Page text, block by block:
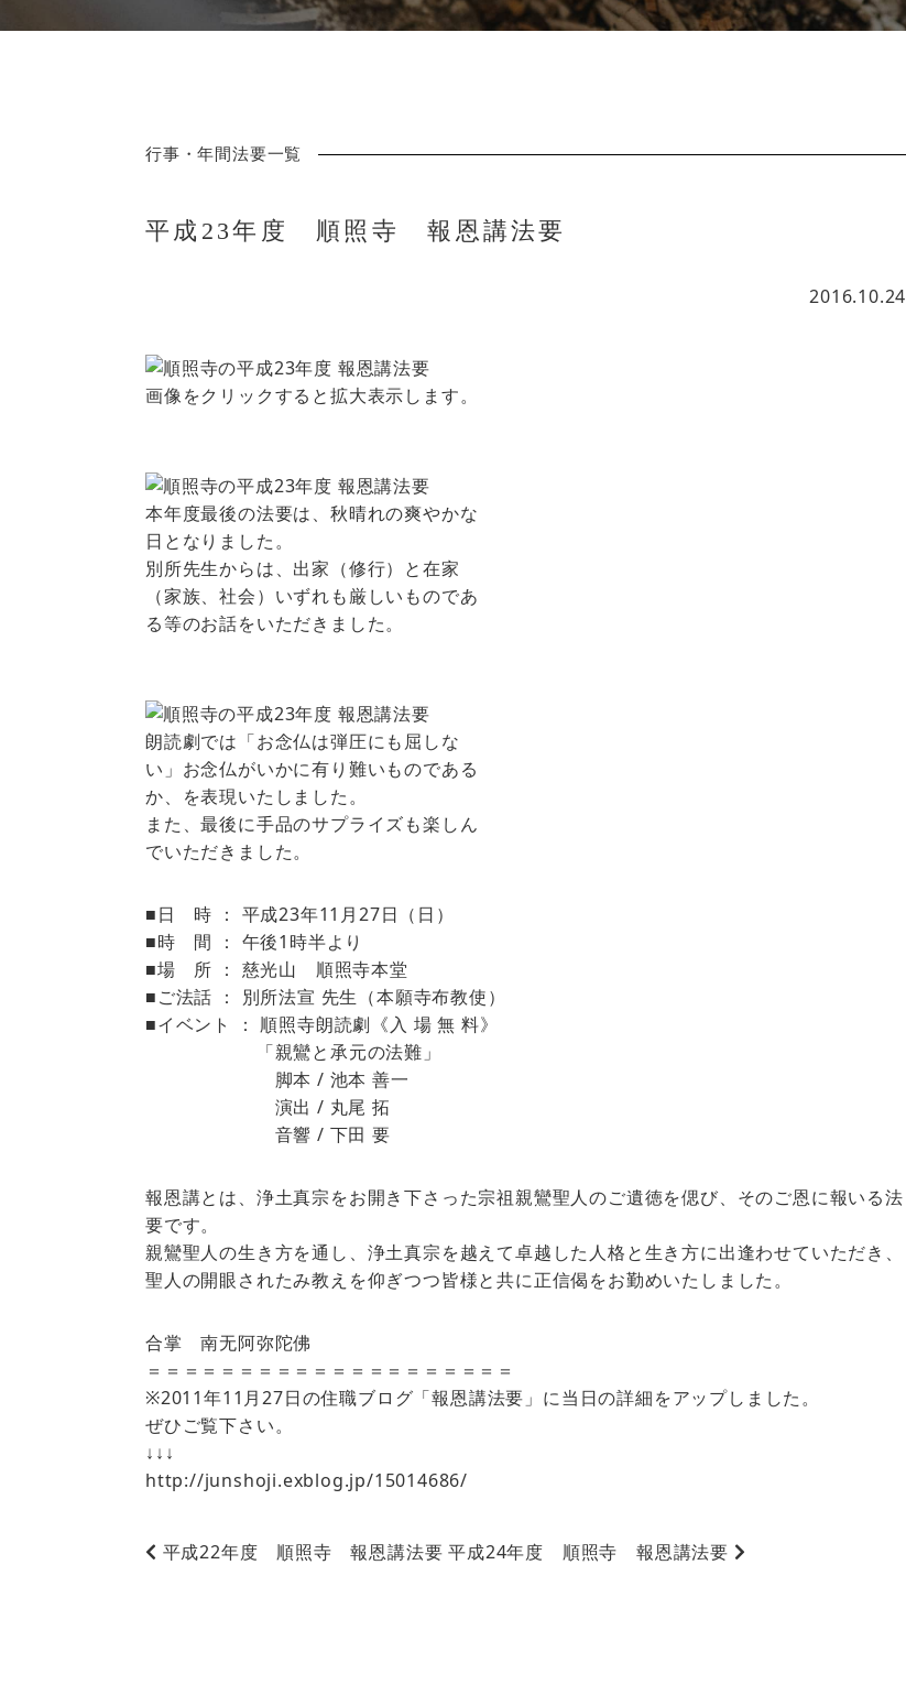
行事・年間法要一覧
平成23年度 順照寺 報恩講法要
2016.10.24
画像をクリックすると拡大表示します。
本年度最後の法要は、秋晴れの爽やかな
日となりました。
別所先生からは、出家（修行）と在家
（家族、社会）いずれも厳しいものであ
る等のお話をいただきました。
朗読劇では「お念仏は弾圧にも屈しな
い」お念仏がいかに有り難いものである
か、を表現いたしました。
また、最後に手品のサプライズも楽しん
でいただきました。
■日 時 ： 平成23年11月27日（日）
■時 間 ： 午後1時半より
■場 所 ： 慈光山 順照寺本堂
■ご法話 ： 別所法宣 先生（本願寺布教使）
■イベント ： 順照寺朗読劇《入 場 無 料》
「親鸞と承元の法難」
脚本 / 池本 善一
演出 / 丸尾 拓
音響 / 下田 要
報恩講とは、浄土真宗をお開き下さった宗祖親鸞聖人のご遺徳を偲び、そのご恩に報いる法
要です。
親鸞聖人の生き方を通し、浄土真宗を越えて卓越した人格と生き方に出逢わせていただき、
聖人の開眼されたみ教えを仰ぎつつ皆様と共に正信偈をお勤めいたしました。
合掌 南无阿弥陀佛
＝＝＝＝＝＝＝＝＝＝＝＝＝＝＝＝＝＝＝＝
※2011年11月27日の住職ブログ「報恩講法要」に当日の詳細をアップしました。
ぜひご覧下さい。
↓↓↓
http://junshoji.exblog.jp/15014686/
平成22年度 順照寺 報恩講法要 平成24年度 順照寺 報恩講法要